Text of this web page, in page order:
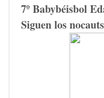
7º Babybéisbol
Siguen los nocauts